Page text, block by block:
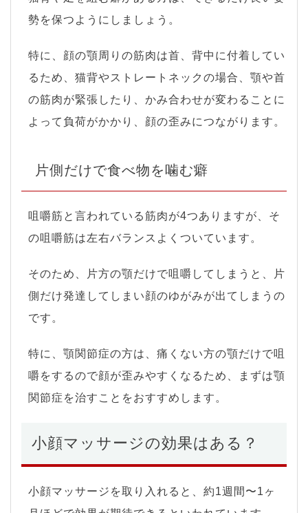
勢を保つようにしましょう。
特に、顔の顎周りの筋肉は首、背中に付着してい
るため、猫背やストレートネックの場合、顎や首
の筋肉が緊張したり、かみ合わせが変わることに
よって負荷がかかり、顔の歪みにつながります。
片側だけで食べ物を噛む癖
咀嚼筋と言われている筋肉が4つありますが、そ
の咀嚼筋は左右バランスよくついています。
そのため、片方の顎だけで咀嚼してしまうと、片
側だけ発達してしまい顔のゆがみが出てしまうの
です。
特に
顎関節症の方は、痛くない方の顎だけで咀
嚼をするので顔が歪みやすくなるため、まずは顎
関節症を治すことをおすすめします。
小顔マッサージの効果はある？
小顔マッサージを取り入れると、約1週間〜1ヶ